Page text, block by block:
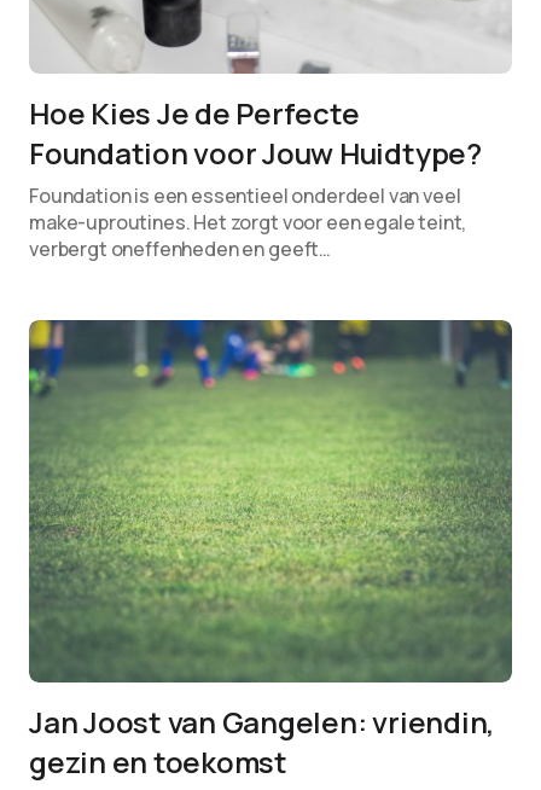
Hoe Kies Je de Perfecte
Foundation voor Jouw Huidtype?
Foundation is een essentieel onderdeel van veel
make-uproutines. Het zorgt voor een egale teint,
verbergt oneffenheden en geeft…
Jan Joost van Gangelen: vriendin,
gezin en toekomst